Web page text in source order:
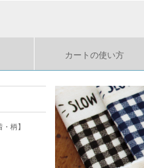
カートの使い方
柄】